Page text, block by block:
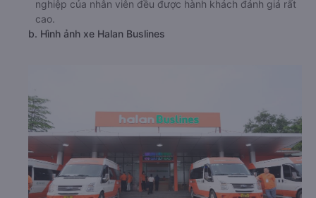
nghiệp của nhân viên đều được hành khách đánh giá rất
cao.
b. Hình ảnh xe Halan Buslines